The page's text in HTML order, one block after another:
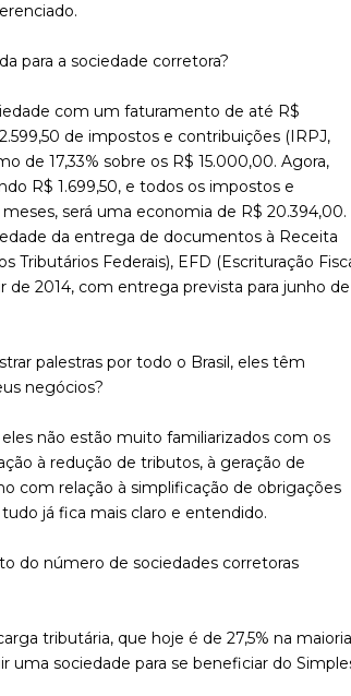
para a sociedade corretora?
com um faturamento de até R$
de impostos e contribuições (IRPJ,
de 17,33% sobre os R$ 15.000,00. Agora,
R$ 1.699,50, e todos os impostos e
será uma economia de R$ 20.394,00.
da entrega de documentos à Receita
Tributários Federais), EFD (Escrituração
de 2014, com entrega prevista para junho de
palestras por todo o Brasil, eles têm
negócios?
não estão muito familiarizados com os
à redução de tributos, à geração de
com relação à simplificação de obrigações
já fica mais claro e entendido.
do número de sociedades corretoras
tributária, que hoje é de 27,5% na maioria
uma sociedade para se beneficiar do